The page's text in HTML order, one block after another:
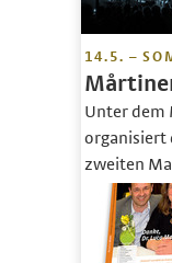
14.5. –
Unter
organisiert
zweiten